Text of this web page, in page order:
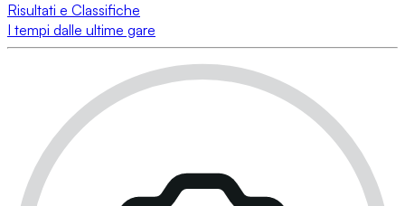
Risultati e Classifiche
I tempi dalle ultime gare